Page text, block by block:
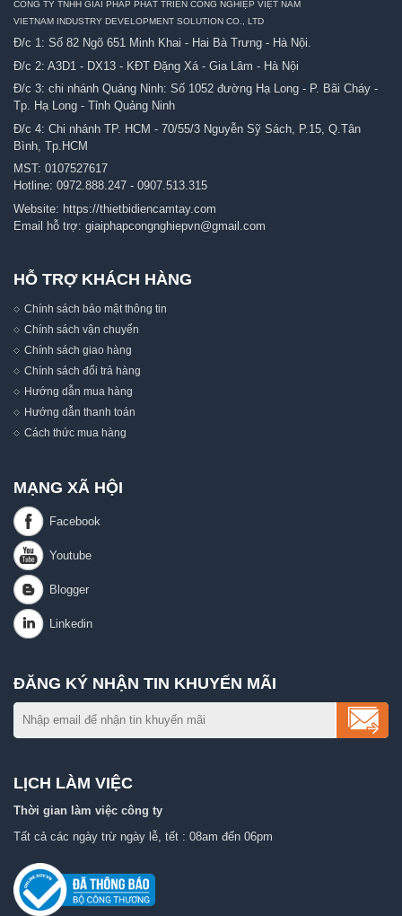
CÔNG TY TNHH GIẢI PHÁP PHÁT TRIỂN CÔNG NGHIỆP VIỆT NAM
VIETNAM INDUSTRY DEVELOPMENT SOLUTION CO., LTD
Đ/c 1: Số 82 Ngõ 651 Minh Khai - Hai Bà Trưng - Hà Nội.
Đ/c 2: A3D1 - DX13 - KĐT Đặng Xá - Gia Lâm - Hà Nội
Đ/c 3: chi nhánh Quảng Ninh: Số 1052 đường Hạ Long - P. Bãi Cháy -
Tp. Hạ Long - Tỉnh Quảng Ninh
Đ/c 4: Chi nhánh TP. HCM - 70/55/3 Nguyễn Sỹ Sách, P.15, Q.Tân
Bình, Tp.HCM
MST: 0107527617
Hotline: 0972.888.247 - 0907.513.315
Website: https://thietbidiencamtay.com
Email hỗ trợ: giaiphapcongnghiepvn@gmail.com
HỖ TRỢ KHÁCH HÀNG
Chính sách bảo mật thông tin
Chính sách vận chuyển
Chính sách giao hàng
Chính sách đổi trả hàng
Hướng dẫn mua hàng
Hướng dẫn thanh toán
Cách thức mua hàng
MẠNG XÃ HỘI
ĐĂNG KÝ NHẬN TIN KHUYẾN MÃI
LỊCH LÀM VIỆC
Thời gian làm việc công ty
Tất cả các ngày trừ ngày lễ, tết : 08am đến 06pm